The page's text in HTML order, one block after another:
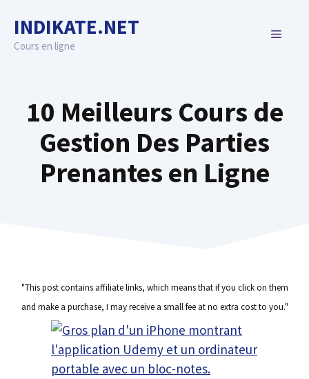
content
INDIKATE.NET
Cours en ligne
MENU
10 Meilleurs Cours de
Gestion Des Parties
Prenantes en Ligne
"This post contains affiliate links, which means that if you click on them
and make a purchase, I may receive a small fee at no extra cost to you."